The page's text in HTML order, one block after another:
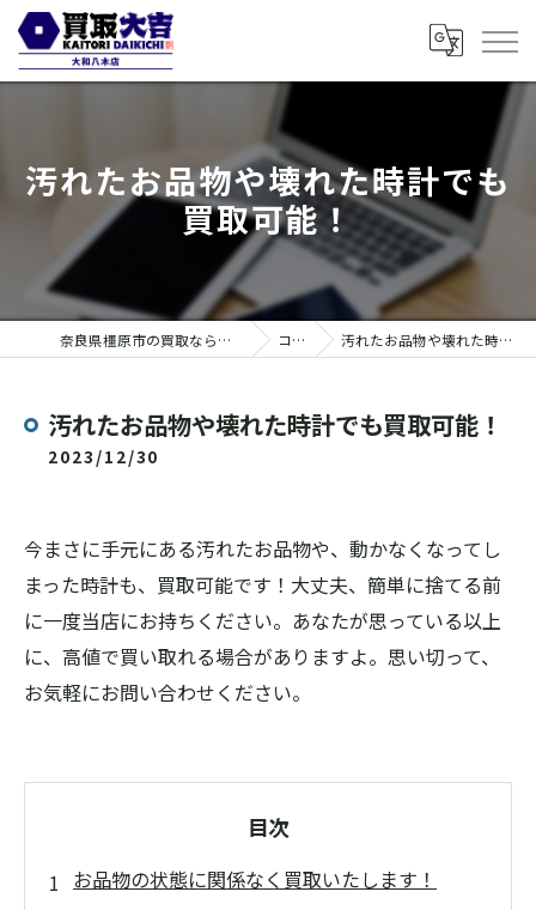
汚れたお品物や壊れた時計でも
買取可能！
奈良県橿原市の買取なら買取大吉 大和八木店 コラム 汚れたお品物や壊れた時計でも買取可能！
汚れたお品物や壊れた時計でも買取可能！
2023/12/30
今まさに手元にある汚れたお品物や、動かなくなってし
まった時計も、買取可能です！大丈夫、簡単に捨てる前
に一度当店にお持ちください。あなたが思っている以上
に、高値で買い取れる場合がありますよ。思い切って、
お気軽にお問い合わせください。
目次
お品物の状態に関係なく買取いたします！